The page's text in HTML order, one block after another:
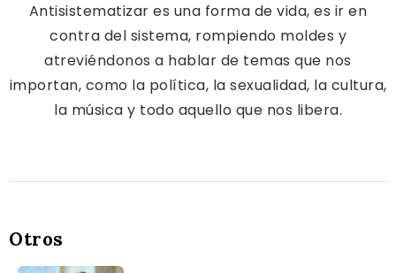
Antisistematizar es una forma de vida, es ir en
contra del sistema, rompiendo moldes y
atreviéndonos a hablar de temas que nos
importan, como la política, la sexualidad, la cultura,
la música y todo aquello que nos libera.
Otros